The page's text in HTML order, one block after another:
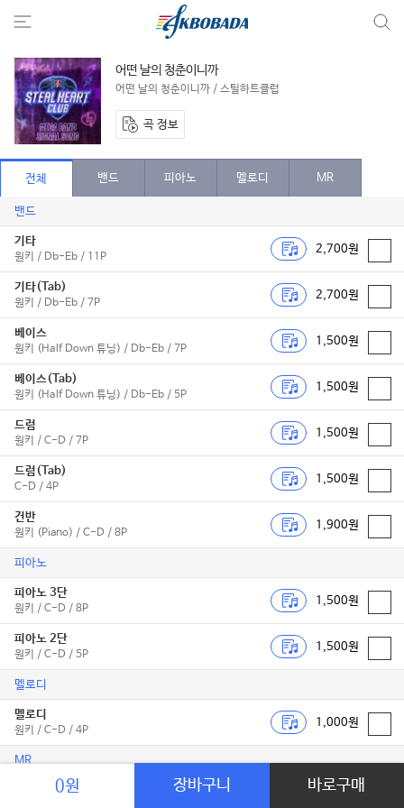
어떤 날의 청춘이니까
어떤 날의 청춘이니까 / 스틸하트클럽
곡 정보
전체 밴드 피아노 멜로디 MR
밴드
기타
원키 / Db-Eb / 11P
2,700원
기타(Tab)
원키 / Db-Eb / 7P
2,700원
베이스
원키 (Half Down 튜닝) / Db-Eb / 7P
1,500원
베이스(Tab)
원키 (Half Down 튜닝) / Db-Eb / 5P
1,500원
드럼
원키 / C-D / 7P
1,500원
드럼(Tab)
C-D / 4P
1,500원
건반
원키 (Piano) / C-D / 8P
1,900원
피아노
피아노 3단
원키 / C-D / 8P
1,500원
피아노 2단
원키 / C-D / 5P
1,500원
멜로디
멜로디
원키 / C-D / 4P
1,000원
MR
MR-보컬용
0원 장바구니 바로구매